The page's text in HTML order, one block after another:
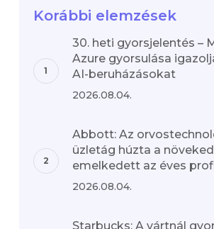
Korábbi elemzések
30. heti gyorsjelentés –
Azure gyorsulása
AI-beruházásokat
2026.08.04.
Abbott: Az
üzletág húzta a
emelkedett az éves
2026.08.04.
Starbucks: A vártnál